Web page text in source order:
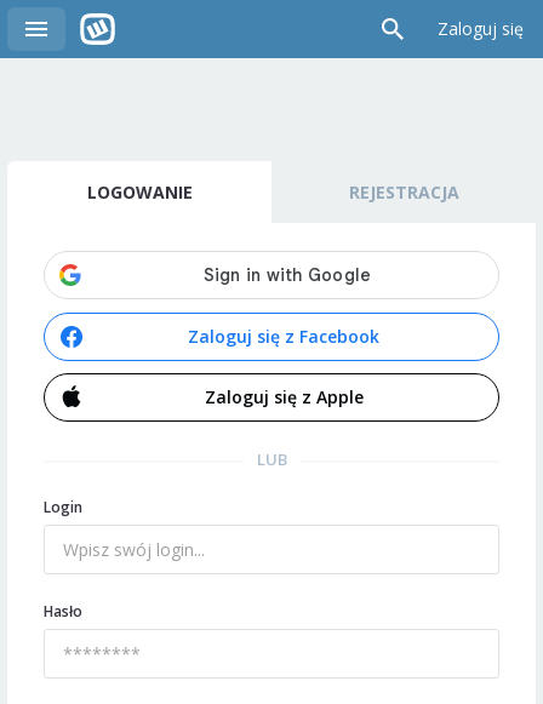
Zaloguj się
LOGOWANIE REJESTRACJA
Zaloguj się z Facebook
Zaloguj się z Apple
LUB
Login
Hasło